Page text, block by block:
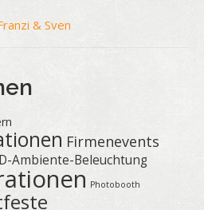
& Sven
Firmenevents
Ambiente-Beleuchtung
Photobooth